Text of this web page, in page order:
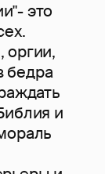
это
оргии,
бедра
и